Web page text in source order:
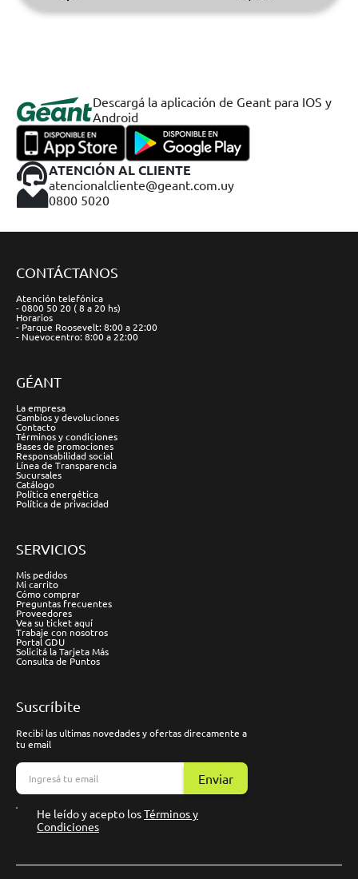
Descargá la aplicación de Geant para IOS y
Android
ATENCIÓN AL CLIENTE
atencionalcliente@geant.com.uy
0800 5020
CONTÁCTANOS
Atención telefónica
- 0800 50 20 ( 8 a 20 hs)
Horarios
- Parque Roosevelt: 8:00 a 22:00
- Nuevocentro: 8:00 a 22:00
GÉANT
La empresa
Cambios y devoluciones
Contacto
Términos y condiciones
Bases de promociones
Responsabilidad social
Línea de Transparencia
Sucursales
Catálogo
Política energética
Política de privacidad
SERVICIOS
Mis pedidos
Mi carrito
Cómo comprar
Preguntas frecuentes
Proveedores
Vea su ticket aquí
Trabaje con nosotros
Portal GDU
Solicitá la Tarjeta Más
Consulta de Puntos
Suscríbite
Recibí las ultimas novedades y ofertas direcamente a
tu email
Enviar
He leído y acepto losTérminos y
Condiciones